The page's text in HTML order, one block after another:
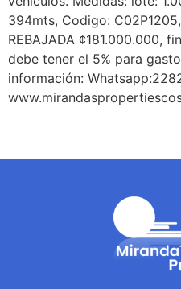
394mts, Codigo:
REBAJADA ¢181.000.000,
debe tener el 5% para
información: